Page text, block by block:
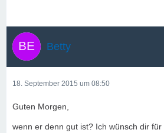
Betty
18. September 2015 um 08:50
Guten Morgen,
wenn er denn gut ist? Ich wünsch dir